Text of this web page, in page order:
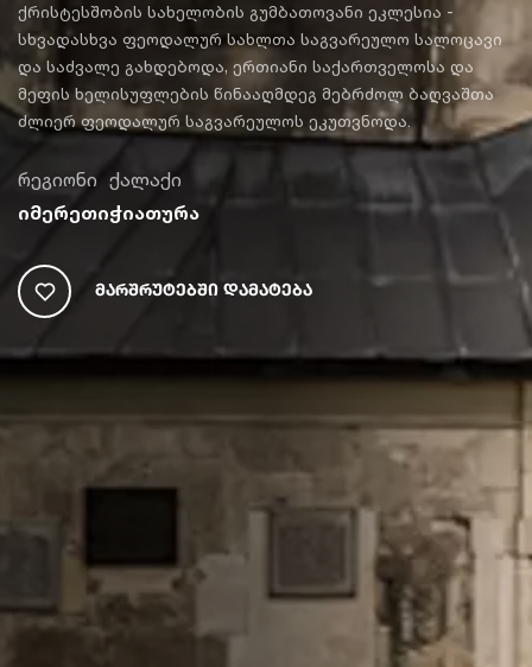
ქრისტესშობის სახელობის გუმბათოვანი ეკლესია -
სხვადასხვა ფეოდალურ სახლთა საგვარეულო სალოცავი
და საძვალე გახდებოდა, ერთიანი საქართველოსა და
მეფის ხელისუფლების წინააღმდეგ მებრძოლ ბაღვაშთა
ძლიერ ფეოდალურ საგვარეულოს ეკუთვნოდა.
რეგიონი
იმერეთი
ქალაქი
ჭიათურა
Მარშრუტებში Დამატება